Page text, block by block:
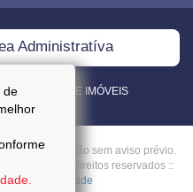
de
Administratíva
DE IMÓVEIS
a alteração sem aviso prévio.
:: Todos os direitos reservados ::
da Privacidade